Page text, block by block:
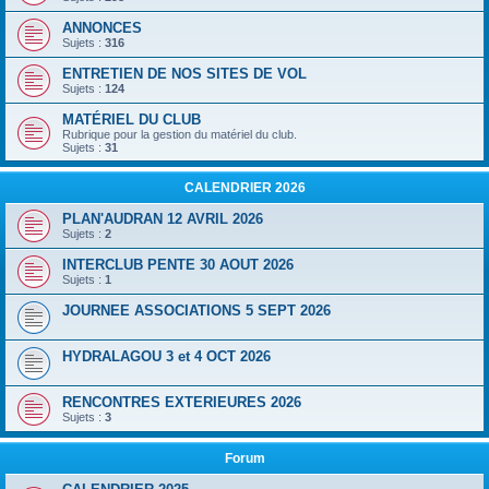
ANNONCES
Sujets : 316
ENTRETIEN DE NOS SITES DE VOL
Sujets : 124
MATÉRIEL DU CLUB
Rubrique pour la gestion du matériel du club.
Sujets : 31
CALENDRIER 2026
PLAN'AUDRAN 12 AVRIL 2026
Sujets : 2
INTERCLUB PENTE 30 AOUT 2026
Sujets : 1
JOURNEE ASSOCIATIONS 5 SEPT 2026
HYDRALAGOU 3 et 4 OCT 2026
RENCONTRES EXTERIEURES 2026
Sujets : 3
Forum